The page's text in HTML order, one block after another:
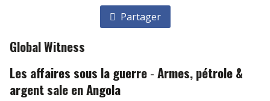
Partager
Global Witness
Les affaires sous la guerre-Armes, pétrole &
argent sale en Angola